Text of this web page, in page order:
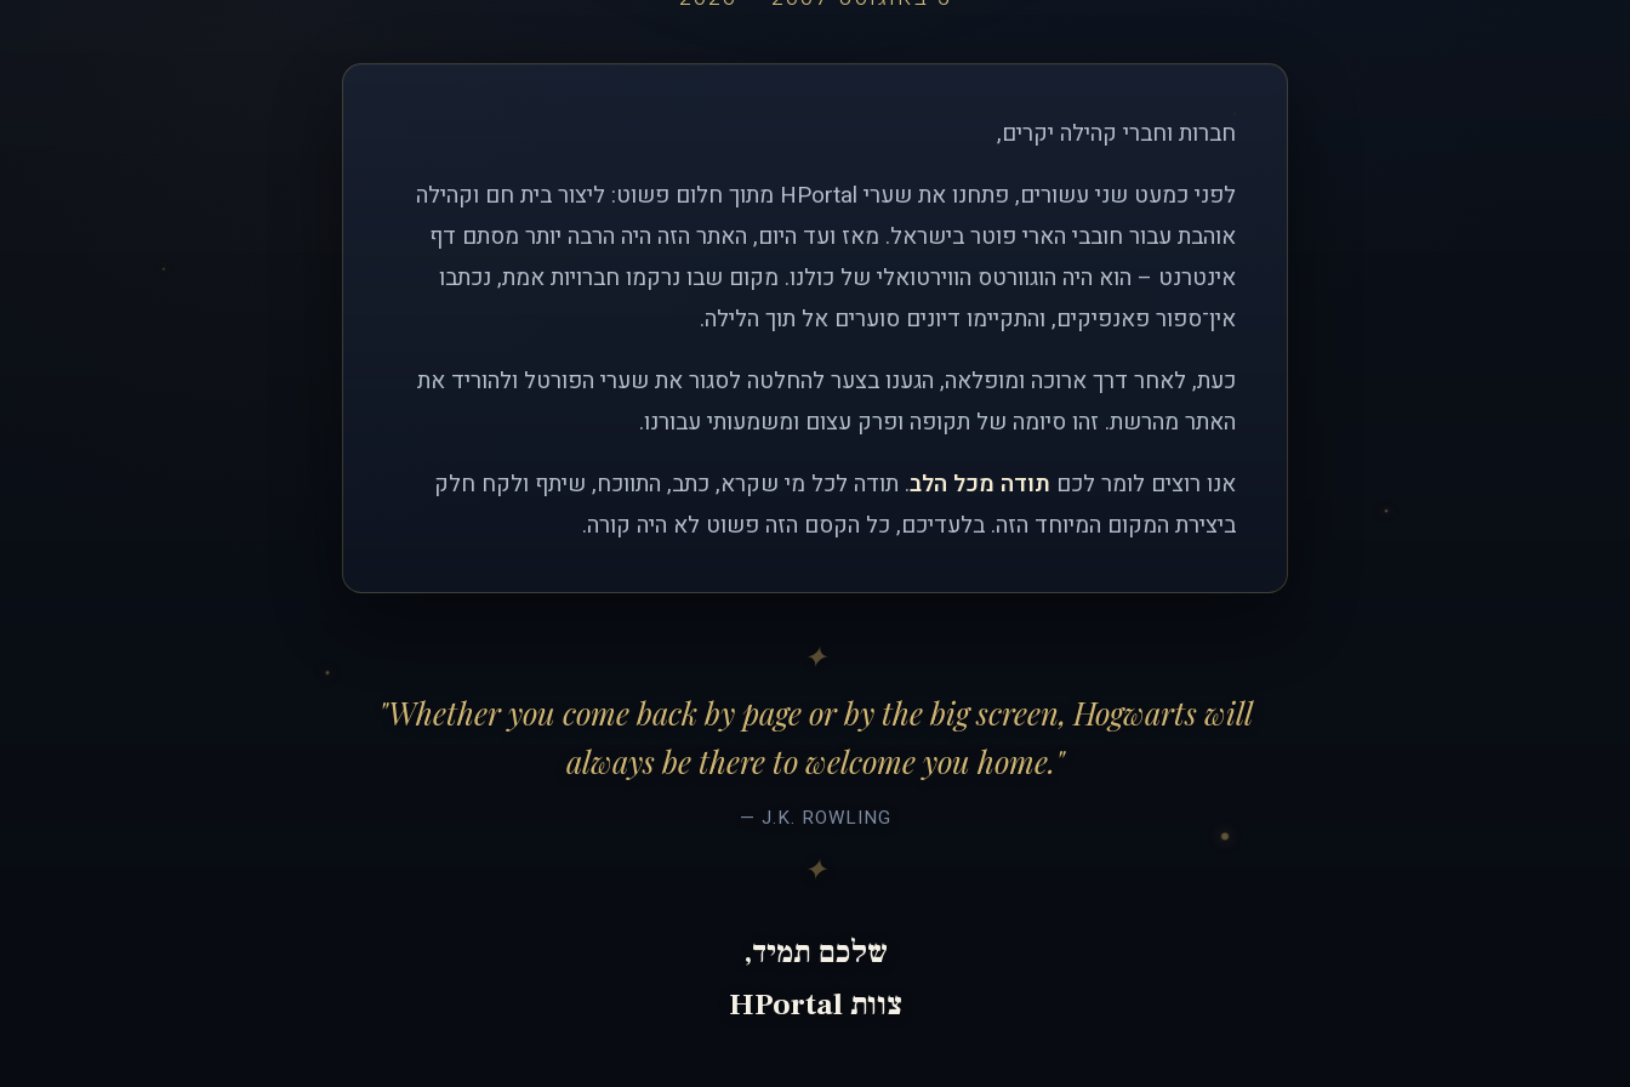
חברות וחברי קהילה יקרים,
לפני כמעט שני עשורים, פתחנו את שערי HPortal מתוך חלום פשוט: ליצור בית חם וקהילה
אוהבת עבור חובבי הארי פוטר בישראל. מאז ועד היום, האתר הזה היה הרבה יותר מסתם דף
אינטרנט – הוא היה הוגוורטס הווירטואלי של כולנו. מקום שבו נרקמו חברויות אמת, נכתבו
אין־ספור פאנפיקים, והתקיימו דיונים סוערים אל תוך הלילה.
כעת, לאחר דרך ארוכה ומופלאה, הגענו בצער להחלטה לסגור את שערי הפורטל ולהוריד את
האתר מהרשת. זהו סיומה של תקופה ופרק עצום ומשמעותי עבורנו.
אנו רוצים לומר לכם תודה מכל הלב. תודה לכל מי שקרא, כתב, התווכח, שיתף ולקח חלק
ביצירת המקום המיוחד הזה. בלעדיכם, כל הקסם הזה פשוט לא היה קורה.
"Whether you come back by page or by the big screen, Hogwarts will
always be there to welcome you home."
— J.K. ROWLING
שלכם תמיד,
צוות HPortal